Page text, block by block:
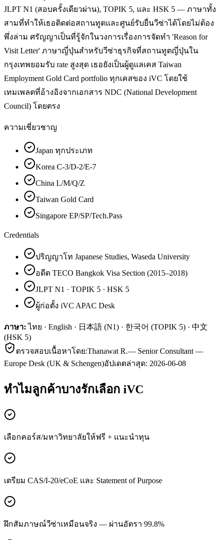
JLPT N1 (สอบครั้งเดียวผ่าน), TOPIK 5, และ HSK 5 — ภาษาทั้ง
สามที่ทำให้เธอติดต่อสถานทูตและศูนย์รับยื่นวีซ่าได้โดยไม่ต้อง
พึ่งล่าม ศรัญญาเป็นที่รู้จักในวงการเรื่องการจัดทำ 'Reason for
Visit Letter' ภาษาญี่ปุ่นสำหรับวีซ่าธุรกิจที่สถานทูตญี่ปุ่นใน
กรุงเทพยอมรับ rate สูงสุด เธอยังเป็นผู้ดูแลเคส Taiwan
Employment Gold Card portfolio ทุกเคสของ iVC โดยใช้
เทมเพลตที่อ้างอิงจากเอกสาร NDC (National Development
Council) โดยตรง
ความเชี่ยวชาญ
Japan ทุกประเภท
Korea C-3/D-2/E-7
China L/M/Q/Z
Taiwan Gold Card
Singapore EP/SP/Tech.Pass
Credentials
ปริญญาโท Japanese Studies, Waseda University
อดีต TECO Bangkok Visa Section (2015–2018)
JLPT N1 · TOPIK 5 · HSK 5
ผู้ก่อตั้ง iVC APAC Desk
ภาษา: ไทย · English · 日本語 (N1) · 한국어 (TOPIK 5) · 中文
(HSK 5)
ตรวจสอบเนื้อหาโดย:Thanawat R.— Senior Consultant —
Europe Desk (UK & Schengen)อัปเดตล่าสุด: 2026-06-08
ทำไมลูกค้าบางรักเลือก iVC
เลือกคอร์ส/มหาวิทยาลัยให้ฟรี + แนะนำทุน
เตรียม CAS/I-20/eCoE และ Statement of Purpose
ฝึกสัมภาษณ์วีซ่าเหมือนจริง — ผ่านอัตรา 99.8%